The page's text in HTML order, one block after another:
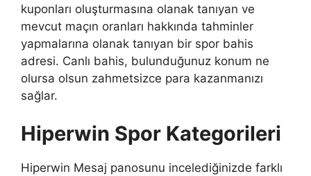
kuponları oluşturmasına olanak tanıyan ve
mevcut maçın oranları hakkında tahminler
yapmalarına olanak tanıyan bir spor bahis
adresi. Canlı bahis, bulunduğunuz konum ne
olursa olsun zahmetsizce para kazanmanızı
sağlar.
Hiperwin Spor Kategorileri
Hiperwin Mesaj panosunu incelediğinizde farklı